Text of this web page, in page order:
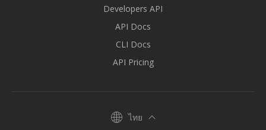
Developers API
API Docs
CLI Docs
API Pricing
ไทย